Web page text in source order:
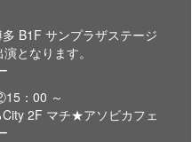
B1F サンプラザステージ
となります。
：00 ～
City 2F マチ★アソビカフェ